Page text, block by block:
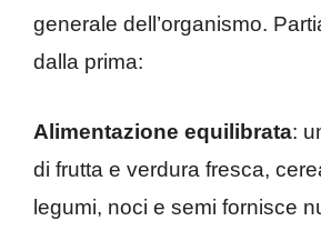
generale dell’organismo.
dalla prima:
Alimentazione equilibrata:
di frutta e verdura fresca,
legumi, noci e semi fornisce